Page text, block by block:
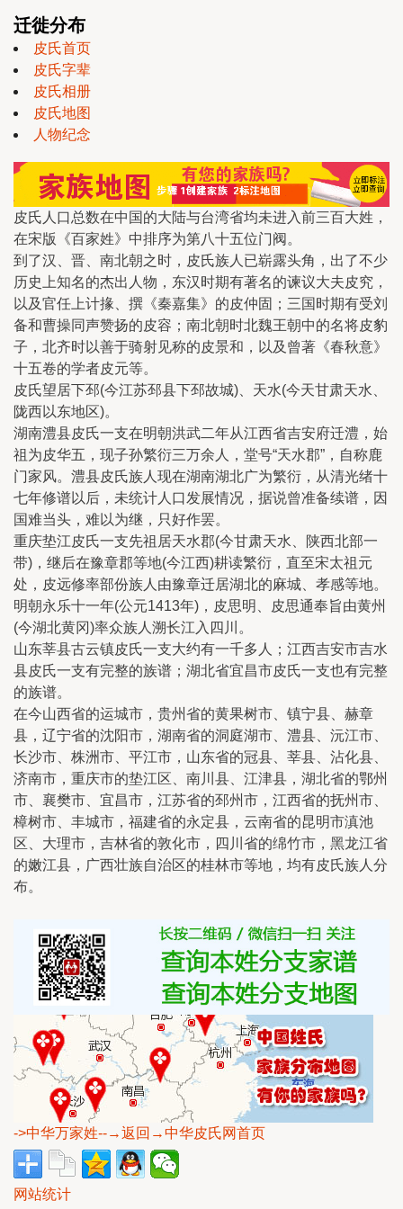
迁徙分布
皮氏首页
皮氏字辈
皮氏相册
皮氏地图
人物纪念
皮氏人口总数在中国的大陆与台湾省均未进入前三百大姓，
在宋版《百家姓》中排序为第八十五位门阀。
到了汉、晋、南北朝之时，皮氏族人已崭露头角，出了不少
历史上知名的杰出人物，东汉时期有著名的谏议大夫皮究，
以及官任上计掾、撰《秦嘉集》的皮仲固；三国时期有受刘
备和曹操同声赞扬的皮容；南北朝时北魏王朝中的名将皮豹
子，北齐时以善于骑射见称的皮景和，以及曾著《春秋意》
十五卷的学者皮元等。
皮氏望居下邳(今江苏邳县下邳故城)、天水(今天甘肃天水、
陇西以东地区)。
湖南澧县皮氏一支在明朝洪武二年从江西省吉安府迁澧，始
祖为皮华五，现子孙繁衍三万余人，堂号“天水郡”，自称鹿
门家风。澧县皮氏族人现在湖南湖北广为繁衍，从清光绪十
七年修谱以后，未统计人口发展情况，据说曾准备续谱，因
国难当头，难以为继，只好作罢。
重庆垫江皮氏一支先祖居天水郡(今甘肃天水、陕西北部一
带)，继后在豫章郡等地(今江西)耕读繁衍，直至宋太祖元
处，皮远修率部份族人由豫章迁居湖北的麻城、孝感等地。
明朝永乐十一年(公元1413年)，皮思明、皮思通奉旨由黄州
(今湖北黄冈)率众族人溯长江入四川。
山东莘县古云镇皮氏一支大约有一千多人；江西吉安市吉水
县皮氏一支有完整的族谱；湖北省宜昌市皮氏一支也有完整
的族谱。
在今山西省的运城市，贵州省的黄果树市、镇宁县、赫章
县，辽宁省的沈阳市，湖南省的洞庭湖市、澧县、沅江市、
长沙市、株洲市、平江市，山东省的冠县、莘县、沾化县、
济南市，重庆市的垫江区、南川县、江津县，湖北省的鄂州
市、襄樊市、宜昌市，江苏省的邳州市，江西省的抚州市、
樟树市、丰城市，福建省的永定县，云南省的昆明市滇池
区、大理市，吉林省的敦化市，四川省的绵竹市，黑龙江省
的嫩江县，广西壮族自治区的桂林市等地，均有皮氏族人分
布。
->中华万家姓--→返回→中华皮氏网首页
网站统计